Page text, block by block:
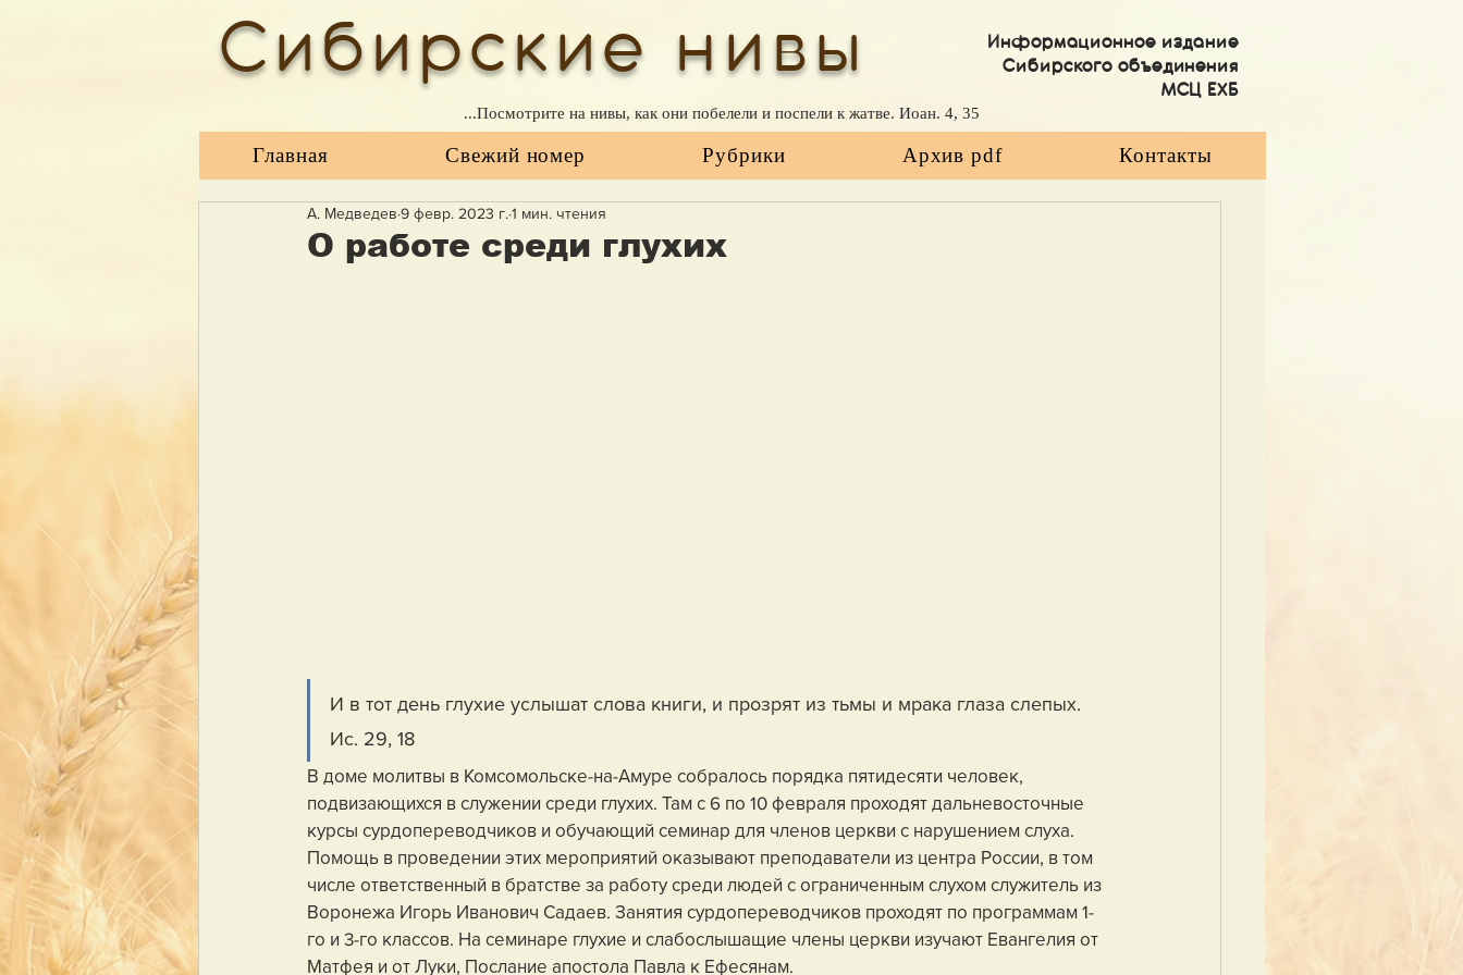
Сибирские нивы
Информационное издание
Сибирского объединения
МСЦ ЕХБ
...Посмотрите на нивы, как они побелели и поспели к жатве. Иоан. 4, 35
Главная Свежий номер Рубрики Архив pdf Контакты
О работе среди глухих
А. Медведев 9 февр. 2023 г. 1 мин. чтения
И в тот день глухие услышат слова книги, и прозрят из тьмы и мрака глаза слепых.
Ис. 29, 18
В доме молитвы в Комсомольске-на-Амуре собралось порядка пятидесяти человек,
подвизающихся в служении среди глухих. Там с 6 по 10 февраля проходят дальневосточные
курсы сурдопереводчиков и обучающий семинар для членов церкви с нарушением слуха.
Помощь в проведении этих мероприятий оказывают преподаватели из центра России, в том
числе ответственный в братстве за работу среди людей с ограниченным слухом служитель из
Воронежа Игорь Иванович Садаев. Занятия сурдопереводчиков проходят по программам 1-
го и 3-го классов. На семинаре глухие и слабослышащие члены церкви изучают Евангелия от
Матфея и от Луки, Послание апостола Павла к Ефесянам.